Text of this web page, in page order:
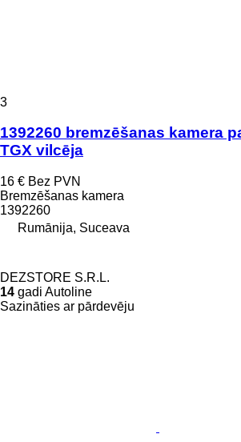
3
1392260 bremzēšanas kamera
TGX vilcēja
16 € Bez PVN
Bremzēšanas kamera
1392260
Rumānija, Suceava
DEZSTORE S.R.L.
14 gadi Autoline
Sazināties ar pārdevēju